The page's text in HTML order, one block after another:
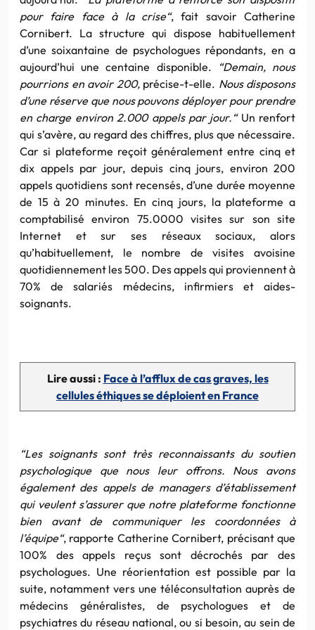
pour faire face à la crise“, fait savoir Catherine
Cornibert. La structure qui dispose habituellement
d’une soixantaine de psychologues répondants, en a
aujourd’hui une centaine disponible.
“Demain, nous
pourrions en avoir 200,précise-t-elle. Nous disposons
d’une réserve que nous pouvons déployer pour prendre
en charge environ 2.000 appels par jour. “Un renfort
qui s’avère, au regard des chiffres, plus que nécessaire.
Car si plateforme reçoit généralement entre cinq et
dix appels par jour, depuis cinq jours, environ 200
appels quotidiens sont recensés, d’une durée moyenne
de 15 à 20 minutes. En cinq jours, la plateforme a
comptabilisé environ 75.0000 visites sur son site
Internet et sur ses réseaux sociaux, alors
qu’habituellement, le nombre de visites avoisine
quotidiennement les 500. Des appels qui proviennent à
70% de salariés médecins, infirmiers et aides-
soignants.
Lire aussi : Face à l’afflux de cas graves, les
cellules éthiques se déploient en France
“Les soignants sont très reconnaissants du soutien
psychologique que nous leur offrons. Nous avons
également des appels de managers d’établissement
qui veulent s’assurer que notre plateforme fonctionne
bien avant de communiquer les coordonnées à
l’équipe“, rapporte Catherine Cornibert, précisant que
100% des appels reçus sont décrochés par des
psychologues. Une réorientation est possible par la
suite, notamment vers une téléconsultation auprès de
médecins généralistes, de psychologues et de
psychiatres du réseau national, ou si besoin, au sein de